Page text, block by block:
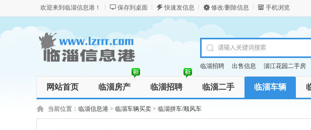
欢迎来到临淄信息港！ 保存到桌面 快速发信息 修改/删除信息 手机浏览
临淄招聘 出售信息 淄江花园二手房
网站首页 临淄房产 临淄招聘 临淄二手 临淄车辆
商务服务 资讯 商品
当前位置： 临淄信息港 > 临淄车辆买卖 > 临淄拼车/顺风车